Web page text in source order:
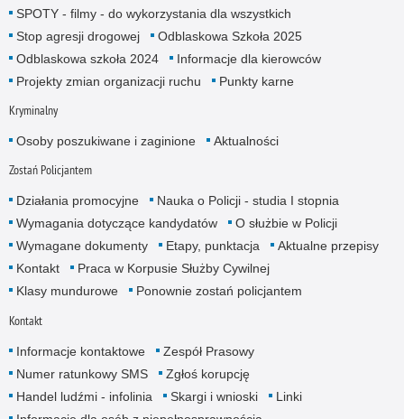
SPOTY - filmy - do wykorzystania dla wszystkich
Stop agresji drogowej
Odblaskowa Szkoła 2025
Odblaskowa szkoła 2024
Informacje dla kierowców
Projekty zmian organizacji ruchu
Punkty karne
Kryminalny
Osoby poszukiwane i zaginione Aktualności
Zostań Policjantem
Działania promocyjne
Nauka o Policji - studia I stopnia
Wymagania dotyczące kandydatów
O służbie w Policji
Wymagane dokumenty
Etapy, punktacja
Aktualne przepisy
Kontakt
Praca w Korpusie Służby Cywilnej
Klasy mundurowe
Ponownie zostań policjantem
Kontakt
Informacje kontaktowe
Zespół Prasowy
Numer ratunkowy SMS
Zgłoś korupcję
Handel ludźmi - infolinia
Skargi i wnioski
Linki